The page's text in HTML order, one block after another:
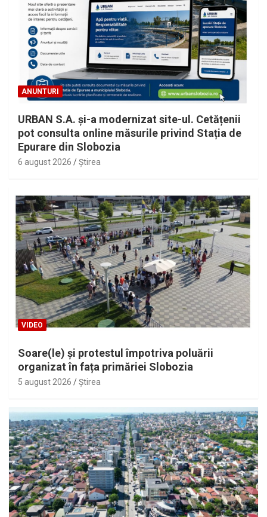
ANUNTURI
URBAN S.A. și-a modernizat site-ul. Cetățenii
pot consulta online măsurile privind Stația de
Epurare din Slobozia
6 august 2026 Ştirea
VIDEO
Soare(le) și protestul împotriva poluării
organizat în fața primăriei Slobozia
5 august 2026 Ştirea